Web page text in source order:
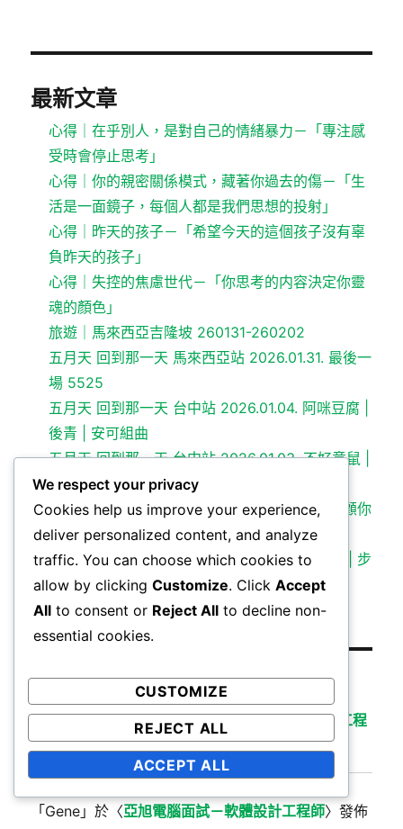
最新文章
心得｜在乎別人，是對自己的情緒暴力－「專注感
受時會停止思考」
心得｜你的親密關係模式，藏著你過去的傷－「生
活是一面鏡子，每個人都是我們思想的投射」
心得｜昨天的孩子－「希望今天的這個孩子沒有辜
負昨天的孩子」
心得｜失控的焦慮世代－「你思考的内容決定你靈
魂的顏色」
旅遊｜馬來西亞吉隆坡 260131-260202
五月天 回到那一天 馬來西亞站 2026.01.31. 最後一
場 5525
五月天 回到那一天 台中站 2026.01.04. 阿咪豆腐 |
後青 | 安可組曲
五月天 回到那一天 台中站 2026.01.03. 不好意鼠 |
私奔到月球核心展示XD | 全關燈的知足
五月天 回到那一天 台中站 2026.01.01. 讓我照顧你
＋回來吧
五月天 回到那一天 台中站 2025.12.31. 跨年場 | 步
步 | 你是唯一
「second9040」於〈亞旭電腦面試－軟體設計工程
師〉發佈留言
「Gene 」於〈亞旭電腦面試－軟體設計工程師〉發佈
We respect your privacy
Cookies help us improve your experience,
deliver personalized content, and analyze
traffic. You can choose which cookies to
allow by clicking Customize. Click Accept
All to consent or Reject All to decline non-
essential cookies.
CUSTOMIZE
REJECT ALL
ACCEPT ALL